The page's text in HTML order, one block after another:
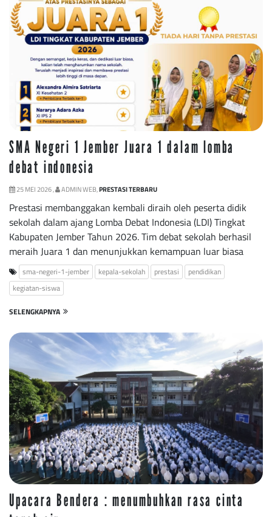
SMA Negeri 1 Jember Juara 1 dalam lomba
debat indonesia
25 MEI 2026 , ADMIN WEB,PRESTASI TERBARU
Prestasi membanggakan kembali diraih oleh peserta didik
sekolah dalam ajang Lomba Debat Indonesia (LDI) Tingkat
Kabupaten Jember Tahun 2026. Tim debat sekolah berhasil
meraih Juara 1 dan menunjukkan kemampuan luar biasa
sma-negeri-1-jember kepala-sekolah prestasi
pendidikan
kegiatan-siswa
SELENGKAPNYA
Upacara Bendera : menumbuhkan rasa cinta